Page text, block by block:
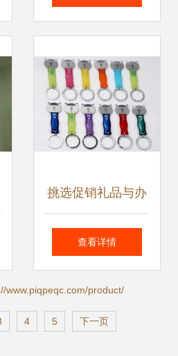
挑选促销礼品与办
公用品全攻略 厂家
择一文读懂
查看详情
www.piqpeqc.com/product/
4 5 下一页